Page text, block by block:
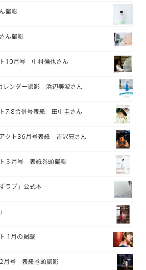
撮影
ん撮影
10月号 中村倫也さん
レンダー撮影 浜辺美波さん
7.8合併号表紙 田中圭さん
クト36月号表紙 吉沢亮さん
３月号 表紙巻頭撮影
ラブ」公式本
1月の掲載
月号 表紙巻頭撮影